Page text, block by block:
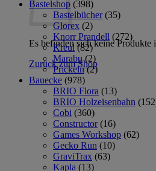
Es befinden sich keine Produkte
Zurück zum Shop
Bastelshop (398)
Bastelbücher (35)
Glorex (2)
Knorr Prandell (272)
Kreul (82)
Marabu (2)
Prickeln (2)
Bauecke (978)
BRIO Flora (13)
BRIO Holzeisenbahn
Cobi (360)
Constructor (16)
Games Workshop (62)
Gecko Run (10)
GraviTrax (63)
Kapla (13)